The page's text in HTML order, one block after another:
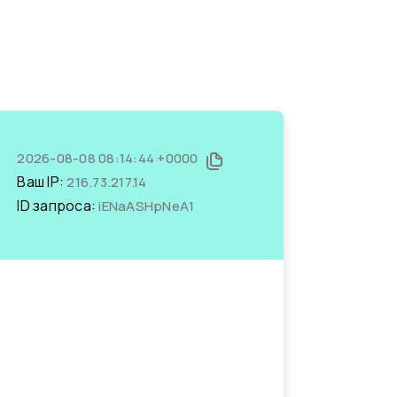
2026-08-08 08:14:44 +0000
Ваш IP:216.73.217.14
ID запроса:iENaASHpNeA1